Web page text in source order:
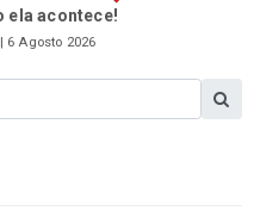
ela acontece!
6 Agosto 2026